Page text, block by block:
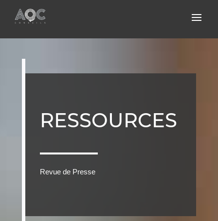
RESSOURCES
Revue de Presse